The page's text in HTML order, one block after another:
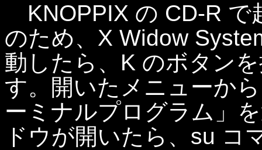
KNOPPIX の CD-R で
のため、X Widow
動したら、K のボタン
す。開いたメニューか
ーミナルプログラム」
ドウが開いたら、su コ